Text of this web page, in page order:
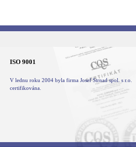
ISO 9001
V lednu roku 2004 byla firma Josef Strnad spol. s r.o.
certifikována.